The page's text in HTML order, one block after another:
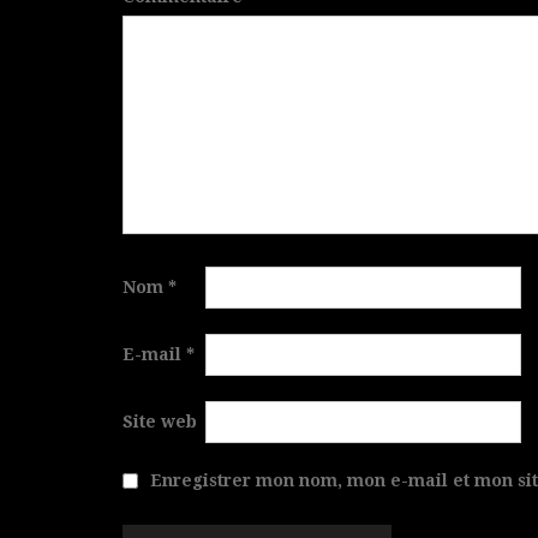
Nom *
E-mail *
Site web
Enregistrer mon nom, mon e-mail et mon